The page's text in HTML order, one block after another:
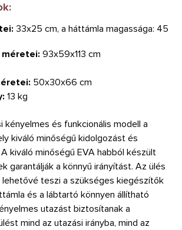
33x25 cm, a háttámla magassága: 45
méretei: 93x59x113 cm
50x30x66 cm
13 kg
kényelmes és funkcionális modell a
kiváló minőségű kidolgozást és
kiváló minőségű EVA habból készült
garantálják a könnyű irányítást. Az ülés
teszi a szükséges kiegészítők
és a lábtartó könnyen állítható
utazást biztosítanak a
mind az utazási irányba, mind az